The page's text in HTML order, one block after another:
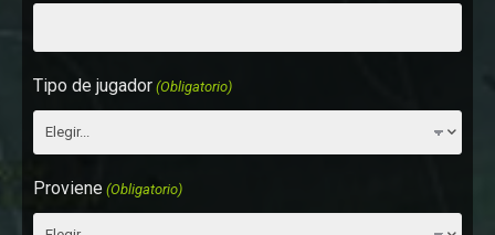
Tipo de jugador (Obligatorio)
Proviene (Obligatorio)